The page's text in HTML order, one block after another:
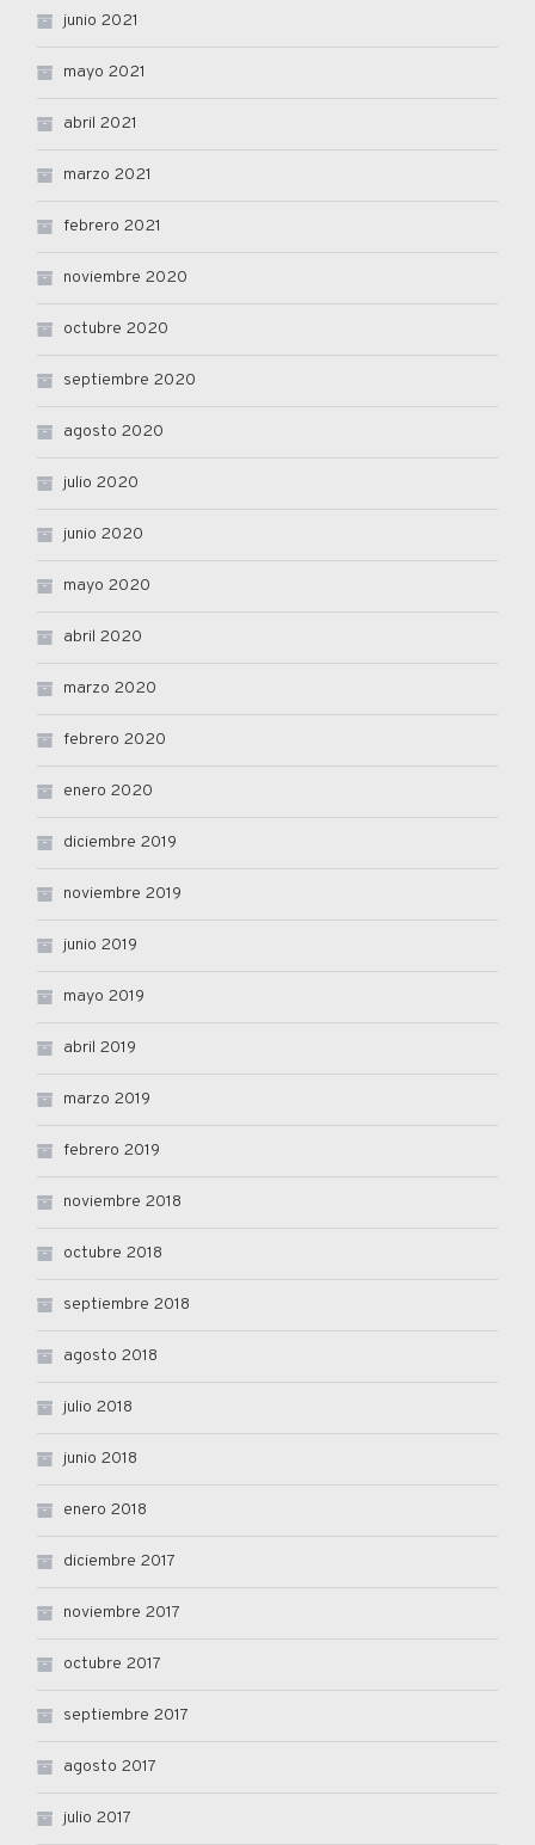
junio 2021
mayo 2021
abril 2021
marzo 2021
febrero 2021
noviembre 2020
octubre 2020
septiembre 2020
agosto 2020
julio 2020
junio 2020
mayo 2020
abril 2020
marzo 2020
febrero 2020
enero 2020
diciembre 2019
noviembre 2019
junio 2019
mayo 2019
abril 2019
marzo 2019
febrero 2019
noviembre 2018
octubre 2018
septiembre 2018
agosto 2018
julio 2018
junio 2018
enero 2018
diciembre 2017
noviembre 2017
octubre 2017
septiembre 2017
agosto 2017
julio 2017